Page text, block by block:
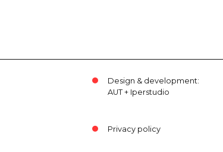
Design & development:
AUT+ Iperstudio
Privacy policy